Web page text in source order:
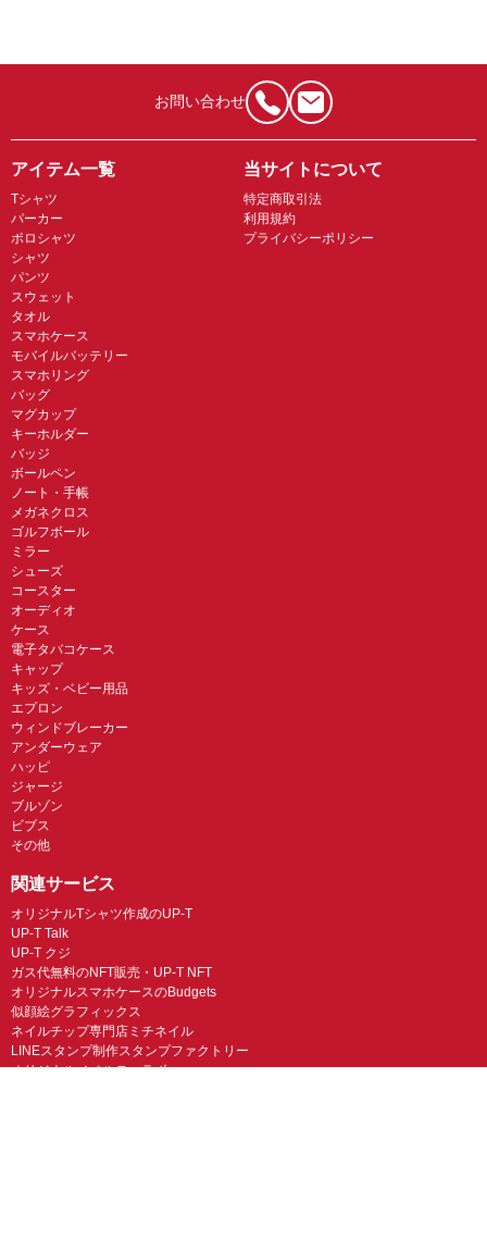
お問い合わせ
アイテム一覧
Tシャツ
パーカー
ポロシャツ
シャツ
パンツ
スウェット
タオル
スマホケース
モバイルバッテリー
スマホリング
バッグ
マグカップ
キーホルダー
バッジ
ボールペン
ノート・手帳
メガネクロス
ゴルフボール
ミラー
シューズ
コースター
オーディオ
ケース
電子タバコケース
キャップ
キッズ・ベビー用品
エプロン
ウィンドブレーカー
アンダーウェア
ハッピ
ジャージ
ブルゾン
ビブス
その他
当サイトについて
特定商取引法
利用規約
プライバシーポリシー
関連サービス
オリジナルTシャツ作成のUP-T
UP-T Talk
UP-T クジ
ガス代無料のNFT販売・UP-T NFT
オリジナルスマホケースのBudgets
似顔絵グラフィックス
ネイルチップ専門店ミチネイル
LINEスタンプ制作スタンプファクトリー
オリジナルノベルティラボ